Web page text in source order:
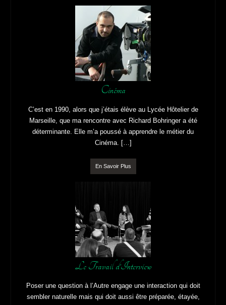
Cinéma
C’est en 1990, alors que j’étais élève au Lycée Hôtelier de
Marseille, que ma rencontre avec Richard Bohringer a été
déterminante. Elle m’a poussé à apprendre le métier du
Cinéma. […]
En Savoir Plus
Le Travail d’Interview
Poser une question à l’Autre engage une interaction qui doit
sembler naturelle mais qui doit aussi être préparée, étayée,